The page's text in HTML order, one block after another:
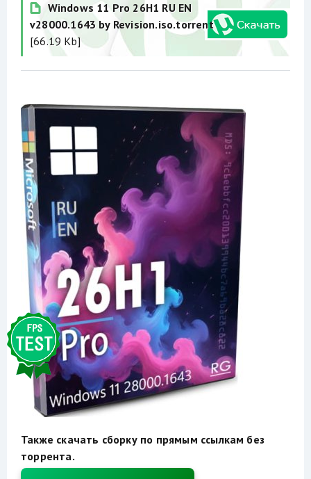
Windows 11 Pro 26H1 RU EN
v28000.1643 by Revision.iso.torrent
[66.19 Kb]
Также скачать сборку по прямым ссылкам без
торрента.